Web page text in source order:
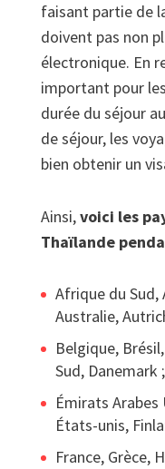
faisant partie de
doivent pas non
électronique. En
important pour
durée du séjour
de séjour, les
bien obtenir un
Ainsi,voici les
Thaïlande
Afrique du Sud,
Australie,
Belgique,
Sud, Danemark ;
Émirats Arabes
États-unis,
France, Grèce,